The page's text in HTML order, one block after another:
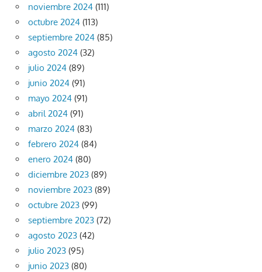
noviembre 2024 (111)
octubre 2024 (113)
septiembre 2024 (85)
agosto 2024 (32)
julio 2024 (89)
junio 2024 (91)
mayo 2024 (91)
abril 2024 (91)
marzo 2024 (83)
febrero 2024 (84)
enero 2024 (80)
diciembre 2023 (89)
noviembre 2023 (89)
octubre 2023 (99)
septiembre 2023 (72)
agosto 2023 (42)
julio 2023 (95)
junio 2023 (80)